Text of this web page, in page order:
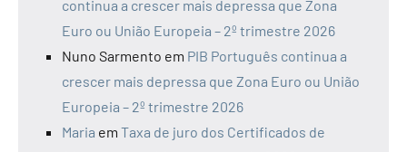
continua a crescer mais depressa que Zona
Euro ou União Europeia – 2º trimestre 2026
Nuno Sarmento em PIB Português continua a
crescer mais depressa que Zona Euro ou União
Europeia – 2º trimestre 2026
Maria em Taxa de juro dos Certificados de